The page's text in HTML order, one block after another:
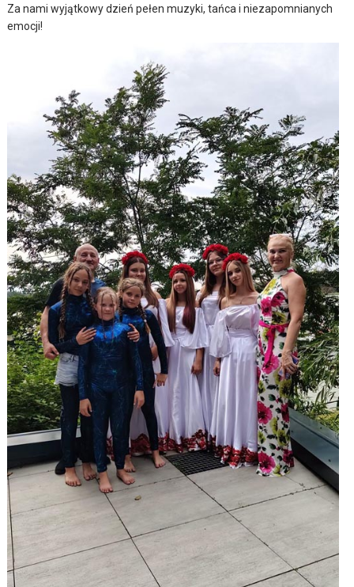
Za nami wyjątkowy dzień pełen muzyki, tańca i niezapomnianych
emocji!